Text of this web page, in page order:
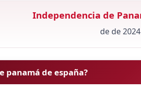
Independencia de
de de 2024
panamá de españa?